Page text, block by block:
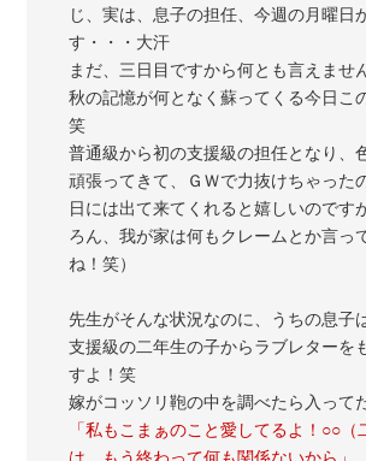
じ、実は、息子の担任、今週の月曜日
す・・・大汗
まだ、三日目ですから何とも言えませ
秋の記憶が何となく蘇ってくる今日こ
笑
普通級から初の支援級の担任となり、
頑張ってきて、ＧＷで力抜けちゃった
日には出て来てくれると嬉しいのです
ろん、我が家は何もクレームとか言っ
ね！笑）
先生がそんな状況なのに、うちの息子
支援級の二年生の子からラブレターを
すよ！笑
嫁がコッソリ鞄の中を調べたら入って
「私もこまぁのこと愛してるよ！○○（